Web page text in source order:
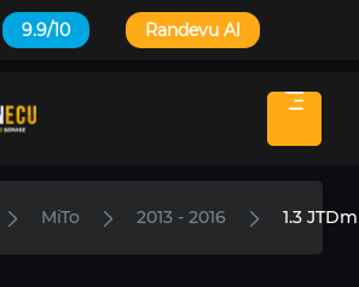
9.9/10 Randevu Al
MiTo 2013 - 2016 1.3